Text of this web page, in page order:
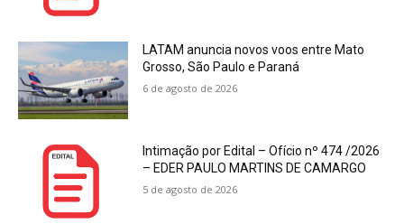
LATAM anuncia novos voos entre Mato
Grosso, São Paulo e Paraná
6 de agosto de 2026
Intimação por Edital – Ofício nº 474 /2026
– EDER PAULO MARTINS DE CAMARGO
5 de agosto de 2026